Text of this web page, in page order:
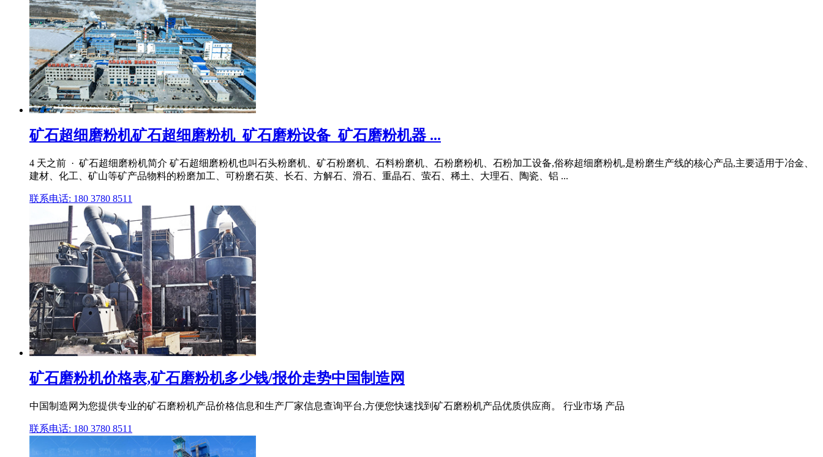
矿石超细磨粉机矿石超细磨粉机_矿石磨粉设备_矿石磨粉机器 ...
4 天之前 · 矿石超细磨粉机简介 矿石超细磨粉机也叫石头粉磨机、矿石粉磨机、石料粉磨机、石粉磨粉机、石粉加工设备,俗称超细磨粉机,是粉磨生产线的核心产品,主要适用于冶金、
建材、化工、矿山等矿产品物料的粉磨加工、可粉磨石英、长石、方解石、滑石、重晶石、萤石、稀土、大理石、陶瓷、铝 ...
联系电话: 180 3780 8511
矿石磨粉机价格表,矿石磨粉机多少钱/报价走势中国制造网
中国制造网为您提供专业的矿石磨粉机产品价格信息和生产厂家信息查询平台,方便您快速找到矿石磨粉机产品优质供应商。 行业市场 产品
联系电话: 180 3780 8511